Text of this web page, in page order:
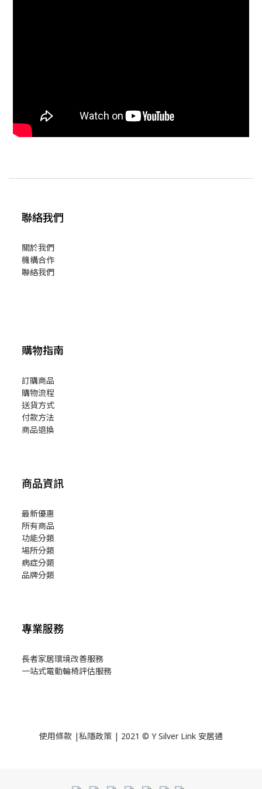
聯絡我們
關於我們
機構合作
聯絡我們
購物指南
訂購商品
購物流程
送貨方式
付款方法
商品退換
商品資訊
最新優惠
所有商品
功能分類
場所分類
病症分類
品牌分類
專業服務
長者家居環境改善服務
一站式電動輪椅評估服務
使用條款 |私隱政策 | 2021 © Y Silver Link 安居通